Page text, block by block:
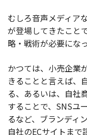
むしろ音声メディア
が登場してきたこと
略・戦術が必要にな
かつては、小売企業
きることと言えば、
る、あるいは、自社
することで、SNSユ
るなど、ブランディ
自社のECサイトま